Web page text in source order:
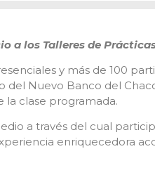
a los Talleres de
y más de 100
Nuevo Banco del
la clase programada.
a través del cual
enriquecedora